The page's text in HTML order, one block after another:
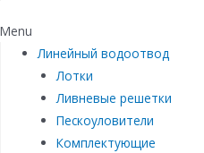
Menu
Линейный водоотвод
Лотки
Ливневые решетки
Пескоуловители
Комплектующие